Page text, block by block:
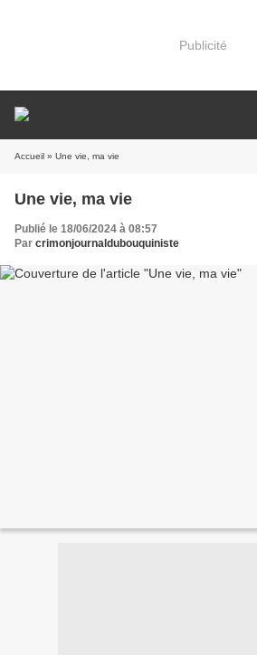
Publicité
Accueil » Une vie, ma vie
Une vie, ma vie
Publié le 18/06/2024 à 08:57
Par crimonjournaldubouquiniste